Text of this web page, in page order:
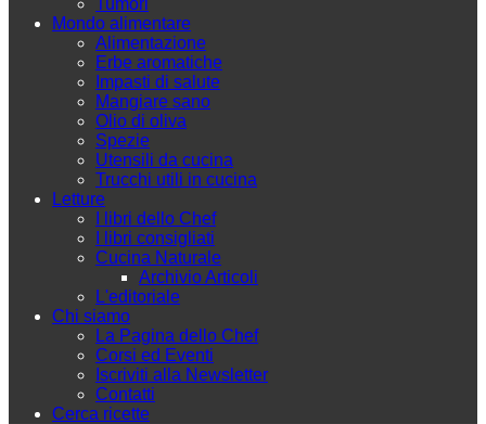
Mondo alimentare
Alimentazione
Erbe aromatiche
Impasti di salute
Mangiare sano
Olio di oliva
Spezie
Utensili da cucina
Trucchi utili in cucina
Letture
I libri dello Chef
I libri consigliati
Cucina Naturale
Archivio Articoli
L'editoriale
Chi siamo
La Pagina dello Chef
Corsi ed Eventi
Iscriviti alla Newsletter
Contatti
Cerca ricette